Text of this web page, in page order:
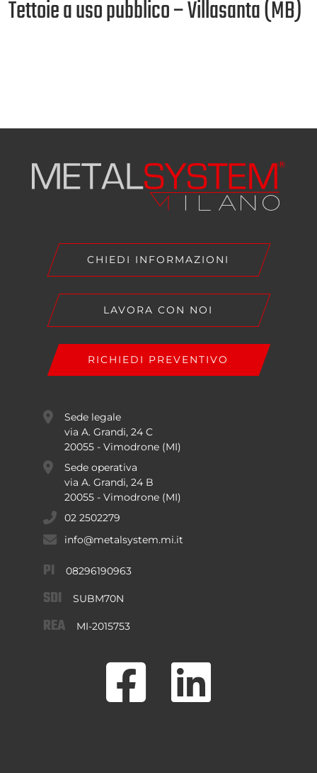
Tettoie a uso pubblico – Villasanta (MB)
CHIEDI INFORMAZIONI
LAVORA CON NOI
RICHIEDI PREVENTIVO
Sede legale
via A. Grandi, 24 C
20055 - Vimodrone (MI)
Sede operativa
via A. Grandi, 24 B
20055 - Vimodrone (MI)
02 2502279
info@metalsystem.mi.it
PI 08296190963
SDI SUBM70N
REA MI-2015753